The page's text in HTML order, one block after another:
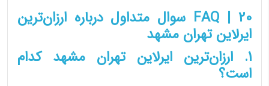
FAQ | 20 سوال متداول درباره ارزان‌ترین
ایرلاین تهران مشهد
1. ارزان‌ترین ایرلاین تهران مشهد کدام
است؟